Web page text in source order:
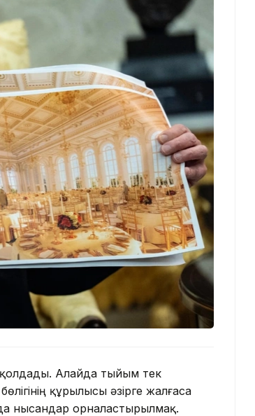
қолдады. Алайда тыйым тек
құрылысы әзірге жалғаса
нысандар орналастырылмақ.